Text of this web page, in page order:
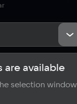
Reviews
are available
selection window